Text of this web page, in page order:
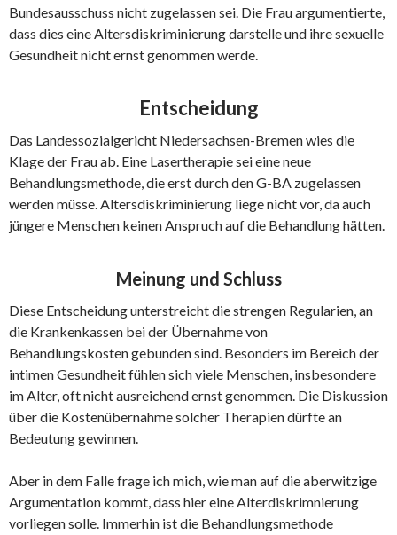
Bundesausschuss nicht zugelassen sei. Die Frau argumentierte,
dass dies eine Altersdiskriminierung darstelle und ihre sexuelle
Gesundheit nicht ernst genommen werde.
Entscheidung
Das Landessozialgericht Niedersachsen-Bremen wies die
Klage der Frau ab. Eine Lasertherapie sei eine neue
Behandlungsmethode, die erst durch den G-BA zugelassen
werden müsse. Altersdiskriminierung liege nicht vor, da auch
jüngere Menschen keinen Anspruch auf die Behandlung hätten.
Meinung und Schluss
Diese Entscheidung unterstreicht die strengen Regularien, an
die Krankenkassen bei der Übernahme von
Behandlungskosten gebunden sind. Besonders im Bereich der
intimen Gesundheit fühlen sich viele Menschen, insbesondere
im Alter, oft nicht ausreichend ernst genommen. Die Diskussion
über die Kostenübernahme solcher Therapien dürfte an
Bedeutung gewinnen.
Aber in dem Falle frage ich mich, wie man auf die aberwitzige
Argumentation kommt, dass hier eine Alterdiskrimnierung
vorliegen solle. Immerhin ist die Behandlungsmethode